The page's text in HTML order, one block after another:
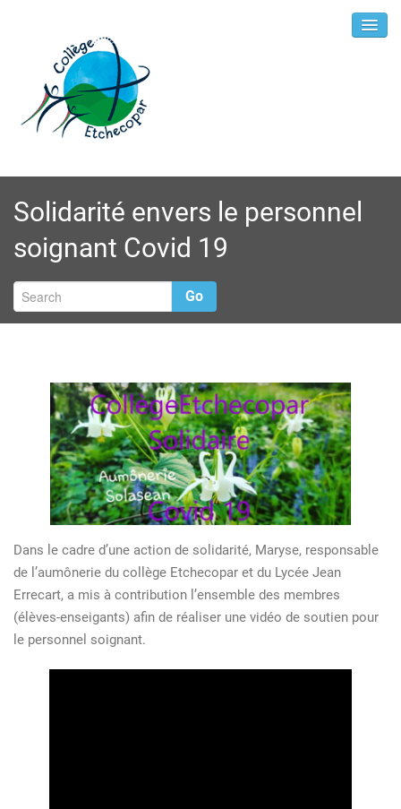
Solidarité envers le personnel
soignant Covid 19
Go
Dans le cadre d’une action de solidarité, Maryse, responsable
de l’aumônerie du collège Etchecopar et du Lycée Jean
Errecart, a mis à contribution l’ensemble des membres
(élèves-enseigants) afin de réaliser une vidéo de soutien pour
le personnel soignant.